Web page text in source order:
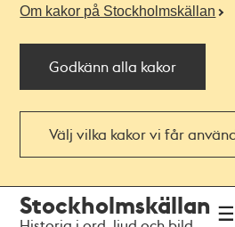
Om kakor på Stockholmskällan
Godkänn alla kakor
Välj vilka kakor vi får
navigationen
huvudinnehållet
Stockholmskällan